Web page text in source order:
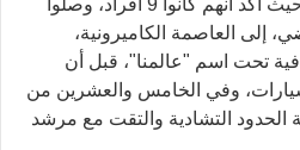
الحادث وظروف اعتقالهم، حيث أكد أنهم كانوا 9 أفراد، وصلوا
الماضي، إلى العاصمة الكاميرونية،
تحت اسم "عالمنا"، قبل أن
وفي الخامس والعشرين من
الحدود التشادية والتقت مع مرشد